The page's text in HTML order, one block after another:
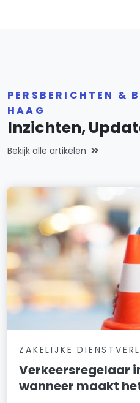
PERSBERICHTEN &
HAAG
Inzichten,
Bekijk alle artikelen
ZAKELIJKE
Verkeersregelaar
wanneer maakt